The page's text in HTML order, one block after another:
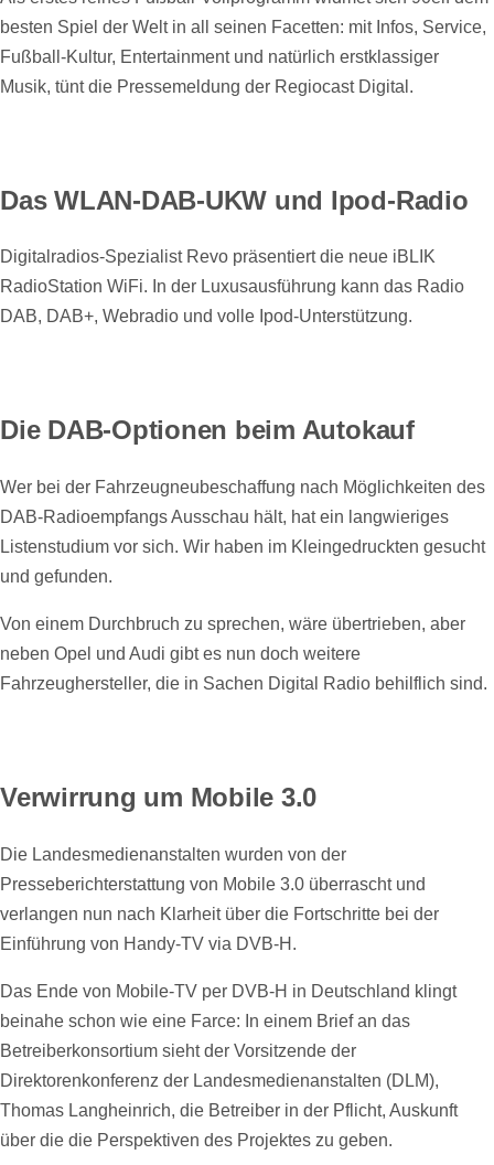
besten Spiel der Welt in all seinen Facetten: mit Infos, Service,
Fußball-Kultur, Entertainment und natürlich erstklassiger
Musik, tünt die Pressemeldung der Regiocast Digital.
Das WLAN-DAB-UKW und Ipod-Radio
Digitalradios-Spezialist Revo präsentiert die neue iBLIK
RadioStation WiFi. In der Luxusausführung kann das Radio
DAB, DAB+, Webradio und volle Ipod-Unterstützung.
Die DAB-Optionen beim Autokauf
Wer bei der Fahrzeugneubeschaffung nach Möglichkeiten des
DAB-Radioempfangs Ausschau hält, hat ein langwieriges
Listenstudium vor sich. Wir haben im Kleingedruckten gesucht
und gefunden.
Von einem Durchbruch zu sprechen, wäre übertrieben, aber
neben Opel und Audi gibt es nun doch weitere
Fahrzeughersteller, die in Sachen Digital Radio behilflich sind.
Verwirrung um Mobile 3.0
Die Landesmedienanstalten wurden von der
Presseberichterstattung von Mobile 3.0 überrascht und
verlangen nun nach Klarheit über die Fortschritte bei der
Einführung von Handy-TV via DVB-H.
Das Ende von Mobile-TV per DVB-H in Deutschland klingt
beinahe schon wie eine Farce: In einem Brief an das
Betreiberkonsortium sieht der Vorsitzende der
Direktorenkonferenz der Landesmedienanstalten (DLM),
Thomas Langheinrich, die Betreiber in der Pflicht, Auskunft
über die die Perspektiven des Projektes zu geben.